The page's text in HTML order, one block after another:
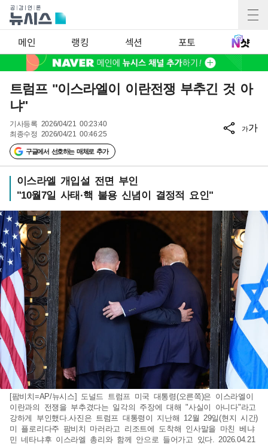
메인 랭킹 섹션 포토
트럼프 "이스라엘이 이란전쟁 부추긴 것 아
냐"
기사등록 2026/04/21 00:23:40
최종수정 2026/04/21 00:46:25
구글에서 선호하는 매체로 추가
가가
이스라엘 개입설 전면 부인
"10월7일 사태·핵 불용 신념이 결정적 요인"
[팜비치=AP/뉴시스] 도널드 트럼프 미국 대통령(오른쪽)은 이스라엘이
이란과의 전쟁을 부추겼다는 일각의 주장에 대해 "사실이 아니다"라고
강하게 부인했다.사진은 트럼프 대통령이 지난해 12월 29일(현지 시간)
미 플로리다주 팜비치 마러라고 리조트에 도착해 인사말을 마친 베냐
민 네타냐후 이스라엘 총리와 함께 안으로 들어가고 있다. 2026.04.21